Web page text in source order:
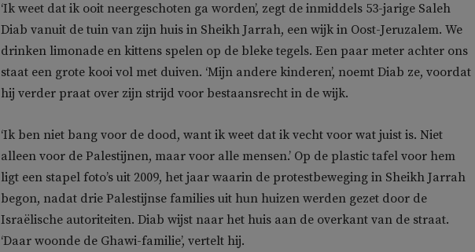
‘Ik weet dat ik ooit neergeschoten ga worden’, zegt de inmiddels 53-jarige Saleh
Diab vanuit de tuin van zijn huis in Sheikh Jarrah, een wijk in Oost-Jeruzalem. We
drinken limonade en kittens spelen op de bleke tegels. Een paar meter achter ons
staat een grote kooi vol met duiven. ‘Mijn andere kinderen’, noemt Diab ze, voordat
hij verder praat over zijn strijd voor bestaansrecht in de wijk.
‘Ik ben niet bang voor de dood, want ik weet dat ik vecht voor wat juist is. Niet
alleen voor de Palestijnen, maar voor alle mensen.’ Op de plastic tafel voor hem
ligt een stapel foto’s uit 2009, het jaar waarin de protestbeweging in Sheikh Jarrah
begon, nadat drie Palestijnse families uit hun huizen werden gezet door de
Israëlische autoriteiten. Diab wijst naar het huis aan de overkant van de straat.
‘Daar woonde de Ghawi-familie’, vertelt hij.